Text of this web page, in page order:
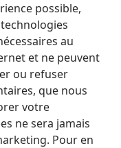
possible,
au
et ne peuvent
ou refuser
que nous
votre
ne sera jamais
Pour en